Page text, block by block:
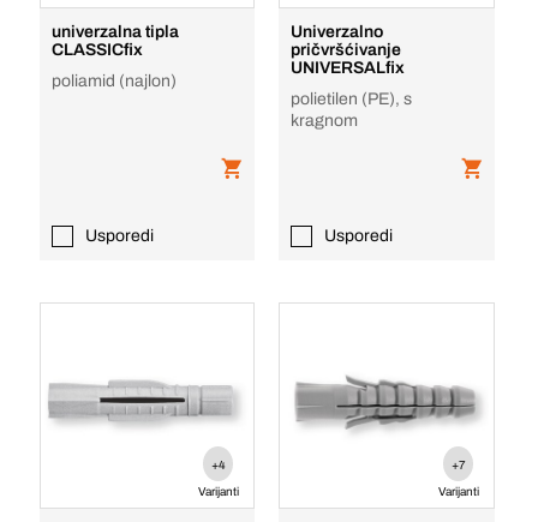
univerzalna tipla
CLASSICfix
poliamid (najlon)
Usporedi
Univerzalno
pričvršćivanje
UNIVERSALfix
polietilen (PE), s
kragnom
Usporedi
+4
Varijanti
+7
Varijanti